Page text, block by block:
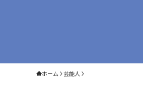
ホーム 芸能人